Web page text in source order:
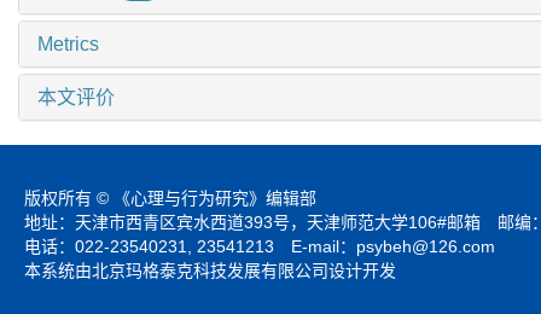
Metrics
本文评价
版权所有 © 《心理与行为研究》编辑部
地址：天津市西青区宾水西道393号，天津师范大学106#邮箱 邮编
电话：022-23540231, 23541213 E-mail： psybeh@126.com
本系统由北京玛格泰克科技发展有限公司设计开发